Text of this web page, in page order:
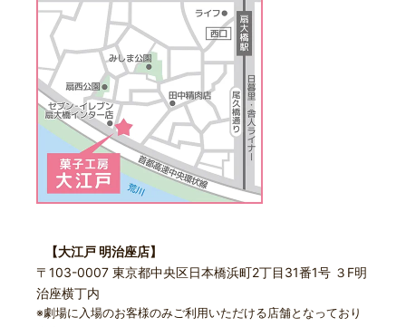
【大江戸 明治座店】
〒103-0007 東京都中央区日本橋浜町2丁目31番1号 ３F明
治座横丁内
※劇場に入場のお客様のみご利用いただける店舗となっており